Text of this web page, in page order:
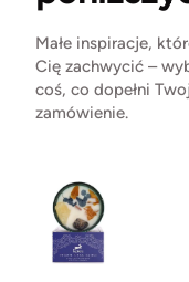
Małe inspiracje,
Cię zachwycić –
coś, co dopełni
zamówienie.